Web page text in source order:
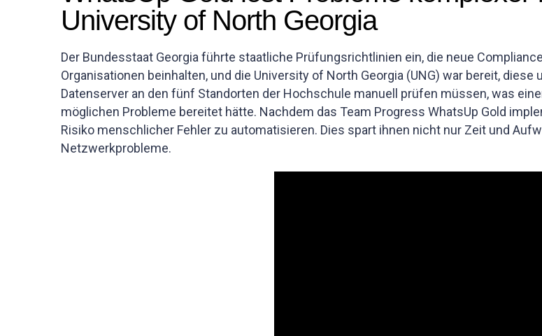
University of North Georgia
Der Bundesstaat Georgia führte staatliche Prüfungsrichtlinien ein, die neue
Organisationen beinhalten, und die University of North Georgia (UNG) war bereit,
Datenserver an den fünf Standorten der Hochschule manuell prüfen müssen, was
möglichen Probleme bereitet hätte. Nachdem das Team Progress WhatsUp Gold
Risiko menschlicher Fehler zu automatisieren. Dies spart ihnen nicht nur Zeit und
Netzwerkprobleme.